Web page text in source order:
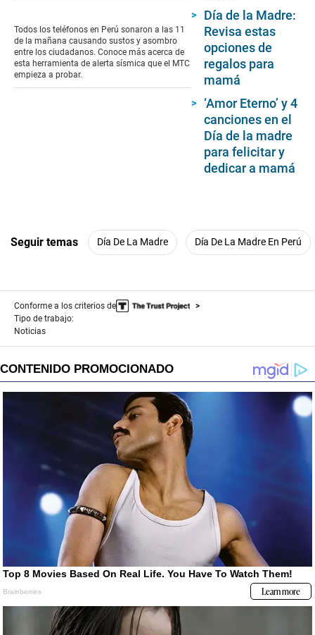
of
0
seconds
Todos los teléfonos en Perú sonaron a las 11
de la mañana causando sustos y asombro
entre los ciudadanos. Conoce más acerca de
esta herramienta de alerta sísmica que el MTC
empieza a probar.
Día de la Madre:
Revisa estas
opciones de
regalos para
mamá
‘Amor Eterno’ y 4
canciones en el
Día de la madre
para felicitar y
dedicar a mamá
Seguir temas Día De La Madre Día De La Madre En Perú
Conforme a los criterios de
Tipo de trabajo:
Noticias